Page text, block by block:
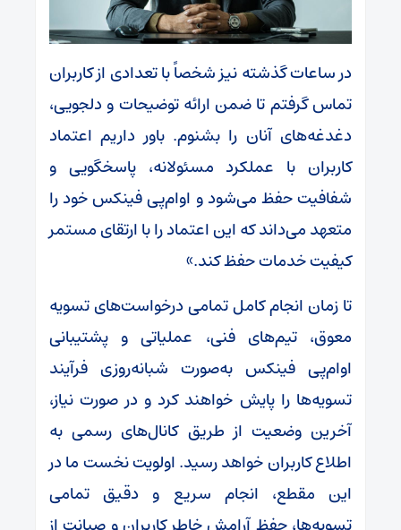
در ساعات گذشته نیز شخصاً با تعدادی از کاربران
تماس گرفتم تا ضمن ارائه توضیحات و دلجویی،
دغدغه‌های آنان را بشنوم. باور داریم اعتماد
کاربران با عملکرد مسئولانه، پاسخگویی و
شفافیت حفظ می‌شود و او‌ام‌پی فینکس خود را
متعهد می‌داند که این اعتماد را با ارتقای مستمر
کیفیت خدمات حفظ کند.»
تا زمان انجام کامل تمامی درخواست‌های تسویه
معوق، تیم‌های فنی، عملیاتی و پشتیبانی
او‌ام‌پی فینکس به‌صورت شبانه‌روزی فرآیند
تسویه‌ها را پایش خواهند کرد و در صورت نیاز،
آخرین وضعیت از طریق کانال‌های رسمی به
اطلاع کاربران خواهد رسید. اولویت نخست ما در
این مقطع، انجام سریع و دقیق تمامی